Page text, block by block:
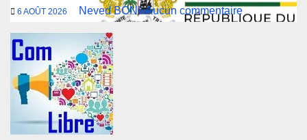
6 AOÛT 2026 Neved BONIAucun commentaire